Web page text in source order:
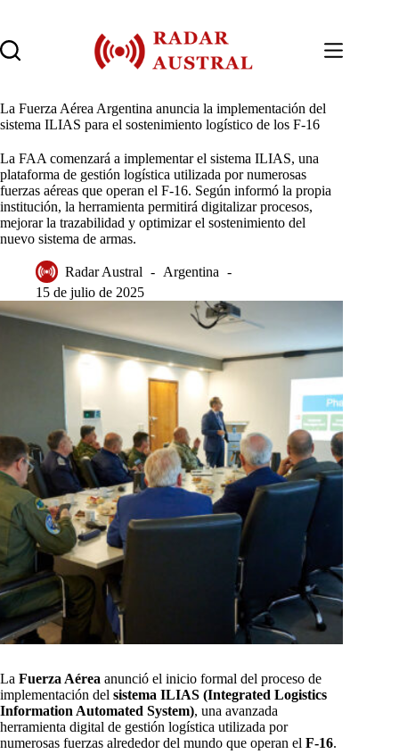
contenido
La Fuerza Aérea Argentina anuncia la implementación del
sistema ILIAS para el sostenimiento logístico de los F-16
La FAA comenzará a implementar el sistema ILIAS, una
plataforma de gestión logística utilizada por numerosas
fuerzas aéreas que operan el F-16. Según informó la propia
institución, la herramienta permitirá digitalizar procesos,
mejorar la trazabilidad y optimizar el sostenimiento del
nuevo sistema de armas.
Radar Austral
Argentina
15 de julio de 2025
La Fuerza Aérea anunció el inicio formal del proceso de
implementación del sistema ILIAS (Integrated Logistics
Information Automated System), una avanzada
herramienta digital de gestión logística utilizada por
numerosas fuerzas alrededor del mundo que operan el F-16.